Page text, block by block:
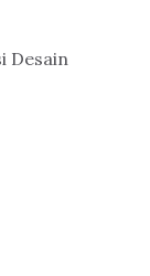
Desain